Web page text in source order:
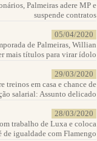
Palmeiras adere MP e
suspende contratos
05/04/2020
de Palmeiras, Willian
mais títulos para virar ídolo
29/03/2020
treinos em casa e chance de
salarial: Assunto delicado
28/03/2020
trabalho de Luxa e coloca
de igualdade com Flamengo